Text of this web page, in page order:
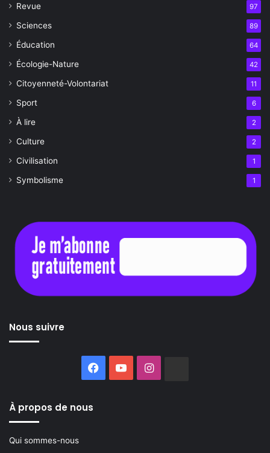
Revue 97
Sciences 89
Éducation 64
Écologie-Nature 42
Citoyenneté-Volontariat 11
Sport 6
À lire 2
Culture 2
Civilisation 1
Symbolisme 1
Nous suivre
Facebook
YouTubeInstagram
À propos de nous
Qui sommes-nous